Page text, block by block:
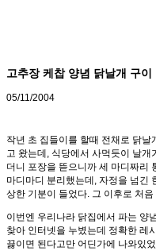
고추장 케찹 양념 닭날개 구이
05/11/2004
작년 초 집들이를 할때 전채로 닭날
고 왔는데, 식당에서 사먹듯이 날
더니 포장을 뜯으니까 세 마디짜리
마디마디 분리했는데, 자정을 넘긴
상한 기분이 들었다. 그 이후로 처
이번엔 우리나라 닭집에서 파는 양
찾아 인터넷을 누볐는데 정확한 레
끓이면 된다고만 어딘가에 나와있